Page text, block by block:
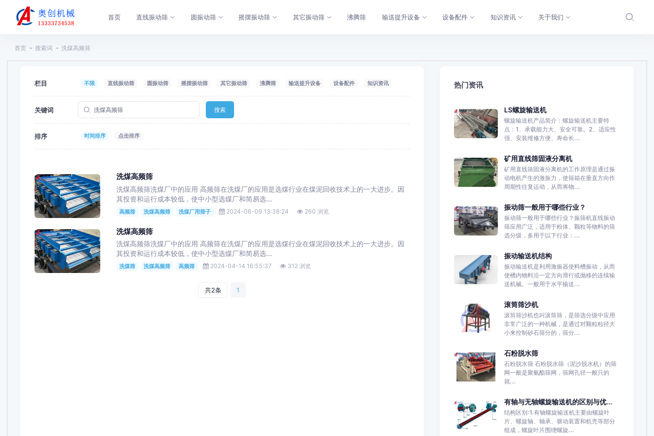
首页 直线振动筛 圆振动筛 摇摆振动筛 其它振动筛 沸腾筛 输送提升设备 设备配件 知识资讯 关于我们
首页 搜索词 洗煤高频筛
栏目 不限 直线振动筛 圆振动筛 摇摆振动筛 其它振动筛 沸腾筛 输送提升设备 设备配件 知识资讯
关键词 搜索
排序 时间排序 点击排序
洗煤高频筛
洗煤高频筛洗煤厂中的应用 高频筛在洗煤厂的应用是选煤行业在煤泥回收技术上的一大进步。因
其投资和运行成本较低，使中小型选煤厂和简易选...
高频筛 洗煤高频筛 洗煤厂用筛子 2024-06-09 13:38:24 260 浏览
洗煤高频筛
洗煤高频筛洗煤厂中的应用 高频筛在洗煤厂的应用是选煤行业在煤泥回收技术上的一大进步。因
其投资和运行成本较低，使中小型选煤厂和简易选...
洗煤筛 洗煤高频筛 高频筛 2024-04-14 16:55:37 312 浏览
共2条 1
热门资讯
LS螺旋输送机
螺旋输送机产品简介：螺旋输送机主要特
点：1、承载能力大、安全可靠。2、适应性
强、安装维修方便、寿命长...
矿用直线筛固液分离机
矿用直线筛固液分离机的工作原理是通过振
动电机产生的激振力，使筛箱在垂直方向作
周期性往复运动，从而将物...
振动筛一般用于哪些行业？
振动筛一般用于哪些行业？振筛机直线振动
筛应用广泛，适用于粉体、颗粒等物料的筛
选分级，多用于以下行业：...
振动输送机结构
振动输送机是利用激振器使料槽振动，从而
使槽内物料沿一定方向滑行或抛移的连续输
送机械。一般用于水平输送...
滚筒筛沙机
滚筒筛沙机也叫滚筒筛，是筛选分级中应用
非常广泛的一种机械，是通过对颗粒粒径大
小来控制砂石筛分的，筛分...
石粉脱水筛
石粉脱水筛 石粉脱水筛（泥沙脱水机）的筛
网一般是聚氨酯筛网，筛网孔径一般只的
就...
有轴与无轴螺旋输送机的区别与优...
结构区别:1.有轴螺旋输送机主要由螺旋叶
片、螺旋轴、轴承、驱动装置和机壳等部分
组成，螺旋叶片围绕螺旋...